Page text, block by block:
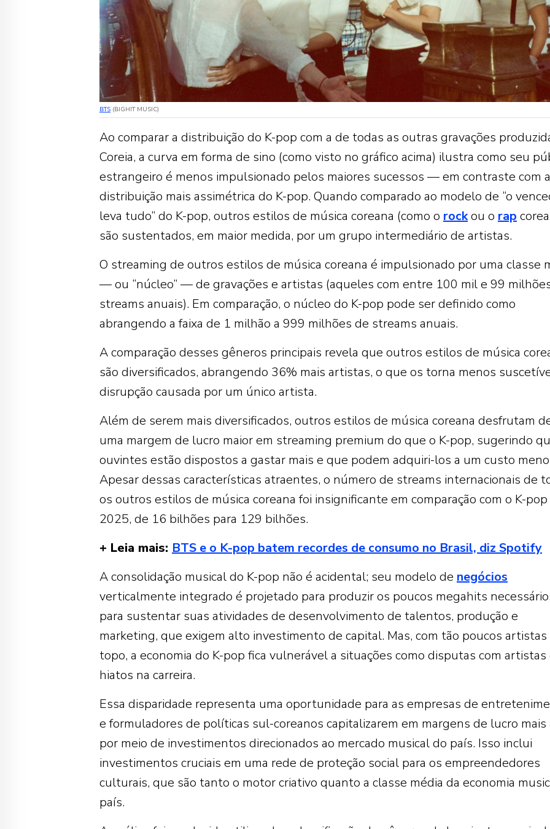
BTS (BIGHIT MUSIC)
Ao comparar a distribuição do K-pop com a de todas as outras gravações
Coreia, a curva em forma de sino (como visto no gráfico acima) ilustra como seu
estrangeiro é menos impulsionado pelos maiores sucessos — em contraste com a
distribuição mais assimétrica do K-pop. Quando comparado ao modelo de “o
leva tudo” do K-pop, outros estilos de música coreana (como o rockou o rap
são sustentados, em maior medida, por um grupo intermediário de artistas.
O streaming de outros estilos de música coreana é impulsionado por uma classe
— ou “núcleo” — de gravações e artistas (aqueles com entre 100 mil e 99
streams anuais). Em comparação, o núcleo do K-pop pode ser definido como
abrangendo a faixa de 1 milhão a 999 milhões de streams anuais.
A comparação desses gêneros principais revela que outros estilos de música
são diversificados, abrangendo 36% mais artistas, o que os torna menos
disrupção causada por um único artista.
Além de serem mais diversificados, outros estilos de música coreana desfrutam
uma margem de lucro maior em streaming premium do que o K-pop, sugerindo
ouvintes estão dispostos a gastar mais e que podem adquiri-los a um custo
Apesar dessas características atraentes, o número de streams internacionais de
os outros estilos de música coreana foi insignificante em comparação com o K-
2025, de 16 bilhões para 129 bilhões.
+ Leia mais: BTS e o K-pop batem recordes de consumo no Brasil, diz Spotify
A consolidação musical do K-pop não é acidental; seu modelo de negócios
verticalmente integrado é projetado para produzir os poucos megahits
para sustentar suas atividades de desenvolvimento de talentos, produção e
marketing, que exigem alto investimento de capital. Mas, com tão poucos
topo, a economia do K-pop fica vulnerável a situações como disputas com artistas
hiatos na carreira.
Essa disparidade representa uma oportunidade para as empresas de
e formuladores de políticas sul-coreanos capitalizarem em margens de lucro
por meio de investimentos direcionados ao mercado musical do país. Isso inclui
investimentos cruciais em uma rede de proteção social para os empreendedores
culturais, que são tanto o motor criativo quanto a classe média da economia
país.